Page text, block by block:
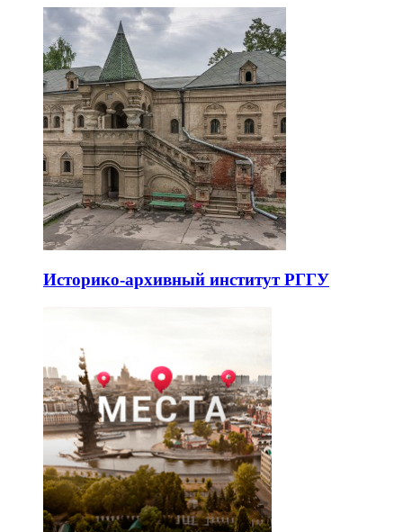
Историко-архивный институт РГГУ